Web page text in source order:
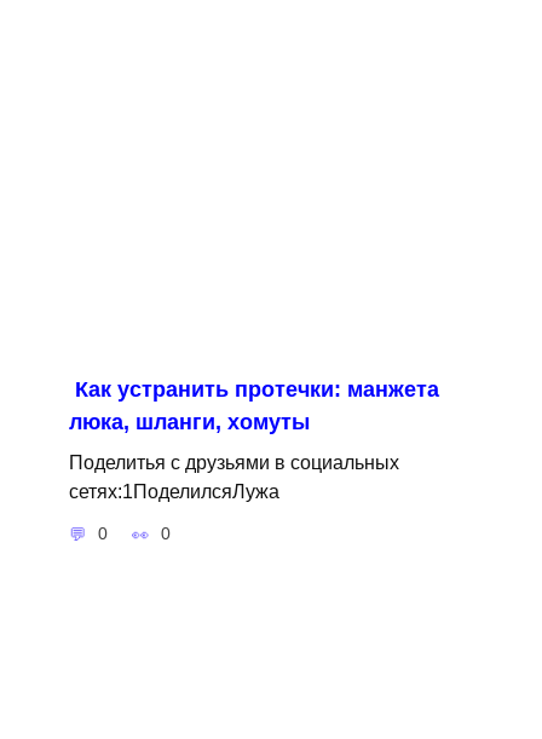
Как устранить протечки: манжета
люка, шланги, хомуты
Поделитья с друзьями в социальных
сетях:1ПоделилсяЛужа
0 0